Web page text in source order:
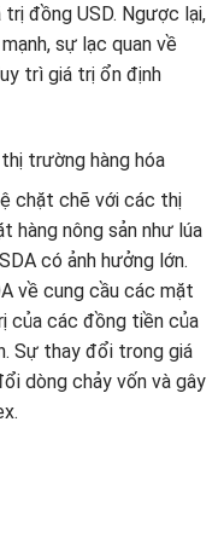
đồng USD. Ngược lại,
sự lạc quan về
trì giá trị ổn định
trường hàng hóa
chặt chẽ với các thị
hàng nông sản như lúa
có ảnh hưởng lớn.
về cung cầu các mặt
của các đồng tiền của
Sự thay đổi trong giá
dòng chảy vốn và gây